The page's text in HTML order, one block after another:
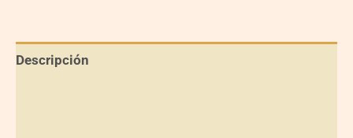
Descripción